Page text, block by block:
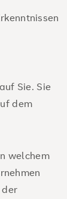
Sie. Sie
dem
welchem